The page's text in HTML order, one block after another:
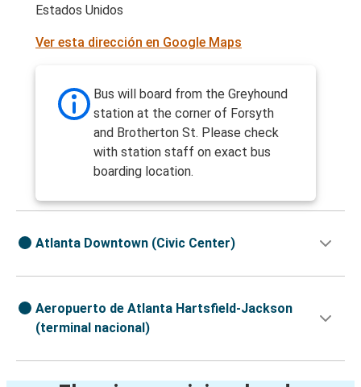
Estados Unidos
Ver esta dirección en Google Maps
Bus will board from the Greyhound
station at the corner of Forsyth
and Brotherton St. Please check
with station staff on exact bus
boarding location.
Atlanta Downtown (Civic Center)
Aeropuerto de Atlanta Hartsfield-Jackson
(terminal nacional)